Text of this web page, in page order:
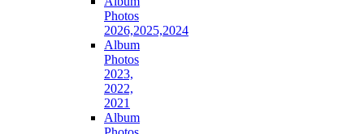
Photos
2026,2025,2024
Album
Photos
2023,
2022,
2021
Album